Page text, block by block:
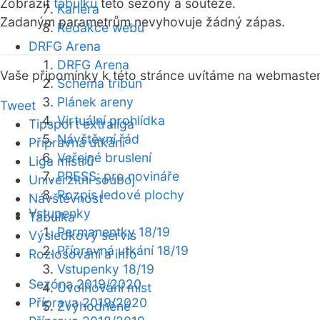
Kariéra
Redakce webu
DRFG Arena
DRFG Arena
Schéma tribun
Plánek areny
Virtuální prohlídka
Návštěvní řád
Veřejné bruslení
PRESS: pro novináře
Rozpis ledové plochy
Vstupenky
Permanentky 18/19
Přípravná utkání 18/19
Vstupenky 18/19
Uvolňování míst
Zvýhodněné
Zobrazit tabulku této sezóny a soutěže.
Zadaným parametrům nevyhovuje žádný zápas.
Vaše připomínky k této stránce uvítáme na webmaster
Tweet
Tipsport extraliga
Přípravná utkání
Liga mistrů
Univerzitní souboj
Návštěvnost
Tabulka
Výsledkový servis
Rozlosování a info
Sezóna 2019/2020
Příprava 2019/2020